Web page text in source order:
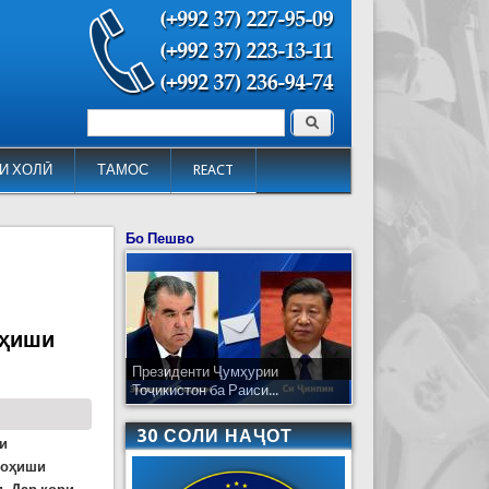
ХОЛӢ ТАМОС REACT
Форма поиска Поиск
Бо Пешво
Президенти Ҷумҳурии
Тоҷикистон ба Раиси...
30 СОЛИ НАҶОТ